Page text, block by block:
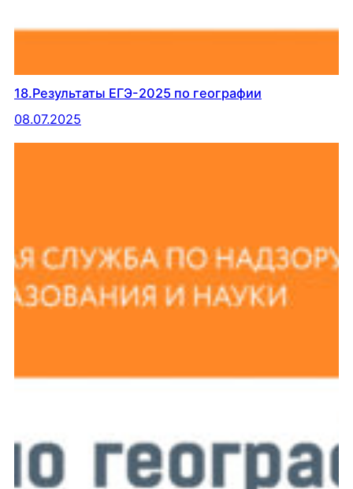
18.Результаты ЕГЭ-2025 по географии
08.07.2025